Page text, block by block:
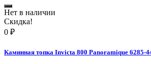
Нет в наличии
Скидка!
0 ₽
Каминная топка Invicta 800 Panoramique 6285-